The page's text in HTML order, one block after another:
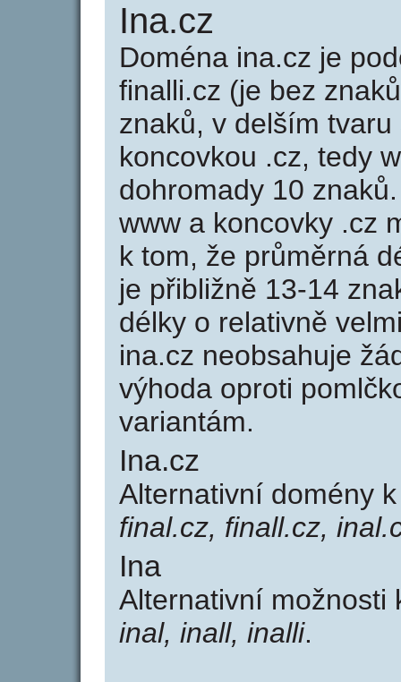
Ina.cz
Doména ina.cz je
finalli.cz (je bez
znaků, v delším
koncovkou .cz, tedy
dohromady 10
www a koncovky .cz
k tom, že průměrná
je přibližně 13-14
délky o relativně
ina.cz neobsahuje
výhoda oproti
variantám.
Ina.cz
Alternativní domény
final.cz, finall.cz,
Ina
Alternativní možnosti
inal, inall, inalli.